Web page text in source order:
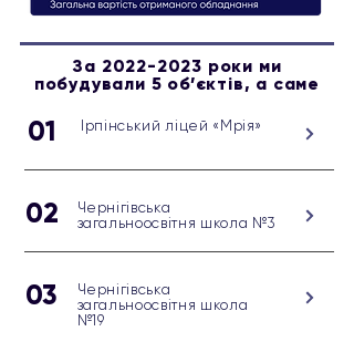
За 2022-2023 роки ми
побудували 5 об’єктів, а саме
01 Ірпінський ліцей «Мрія»
02
Чернігівська
загальноосвітня школа №3
03
Чернігівська
загальноосвітня школа
№19